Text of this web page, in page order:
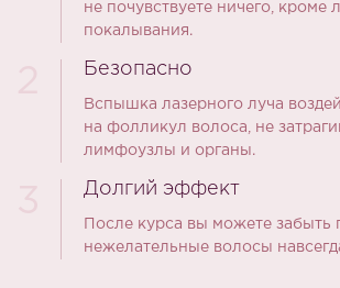
не почувствуете ничего, кроме
покалывания.
Безопасно
Вспышка лазерного луча
на фолликул волоса, не
лимфоузлы и органы.
Долгий эффект
После курса вы можете забыть
нежелательные волосы